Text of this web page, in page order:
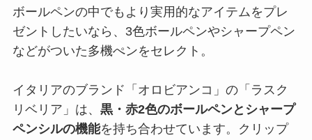
ボールペンの中でもより実用的なアイテムをプレ
ゼントしたいなら、3色ボールペンやシャープペン
などがついた多機ぺンをセレクト。
イタリアのブランド「オロビアンコ」の「ラスク
リベリア」は、 黒・赤2色のボールペンとシャープ
ペンシルの機能を持ち合わせています。クリップ